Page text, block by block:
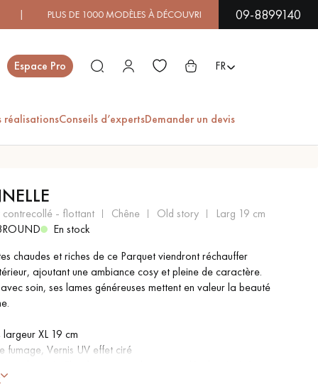
À DÉCOUVRIR EN SHOWROOM | DISPONIBILITÉ
09-8899140
Espace Pro FR
réalisationsConseils d’expertsDemander un devis
PARQUET EN BOIS
EXOTIQUE
PARQUET VERNIS
PARQUET LAMES
LARGES XXL
PARQUET EN CHÊNE
contrecollé - flottant chêne old story
larg 19 cm
En stock
chaudes et riches de ce Parquet viendront réchauffer
ajoutant une ambiance cosy et pleine de caractère.
soin, ses lames généreuses mettent en valeur la beauté
largeur XL 19 cm
fumage, Vernis UV effet ciré
- Nœuds, gerces, fissures colmatées, aubiers
DE VOTRE PROJET